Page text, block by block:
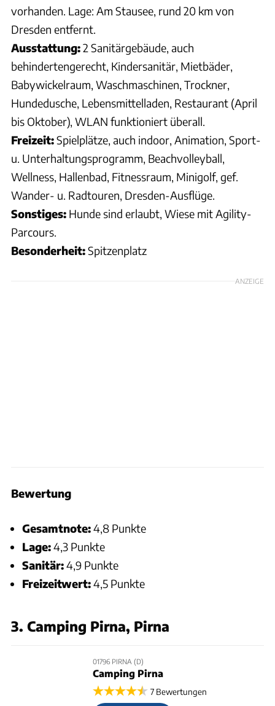
vorhanden. Lage: Am Stausee, rund 20 km von
Dresden entfernt.
Ausstattung:2 Sanitärgebäude, auch
behindertengerecht, Kindersanitär, Mietbäder,
Babywickelraum, Waschmaschinen, Trockner,
Hundedusche, Lebensmittelladen, Restaurant (April
bis Oktober), WLAN funktioniert überall.
Freizeit:Spielplätze, auch indoor, Animation, Sport-
u. Unterhaltungsprogramm, Beachvolleyball,
Wellness, Hallenbad, Fitnessraum, Minigolf, gef.
Wander- u. Radtouren, Dresden-Ausflüge.
Sonstiges: Hunde sind erlaubt, Wiese mit Agility-
Parcours.
Besonderheit:Spitzenplatz
ANZEIGE
Bewertung
Gesamtnote:4,8 Punkte
Lage:4,3 Punkte
Sanitär:4,9 Punkte
Freizeitwert:4,5 Punkte
3. Camping Pirna, Pirna
01796 PIRNA (D)
Camping Pirna
7 Bewertungen